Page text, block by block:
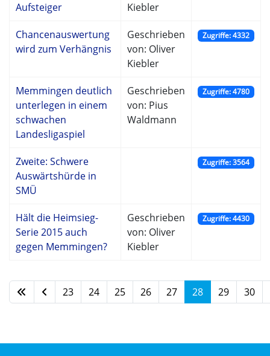
Aufsteiger
Kiebler
Chancenauswertung
wird zum Verhängnis
Geschrieben
von: Oliver
Kiebler
Zugriffe: 4332
Memmingen deutlich
unterlegen in einem
schwachen
Landesligaspiel
Geschrieben
von: Pius
Waldmann
Zugriffe: 4780
Zweite: Schwere
Auswärtshürde in
SMÜ
Zugriffe: 3564
Hält die Heimsieg-
Serie 2015 auch
gegen Memmingen?
Geschrieben
von: Oliver
Kiebler
Zugriffe: 4430
23 24 25 26 27 28 29 30